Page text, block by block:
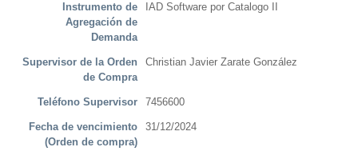
Instrumento de
Agregación de
Demanda
IAD Software por Catalogo II
Supervisor de la Orden
de Compra
Christian Javier Zarate González
Teléfono Supervisor 7456600
Fecha de vencimiento
(Orden de compra)
31/12/2024